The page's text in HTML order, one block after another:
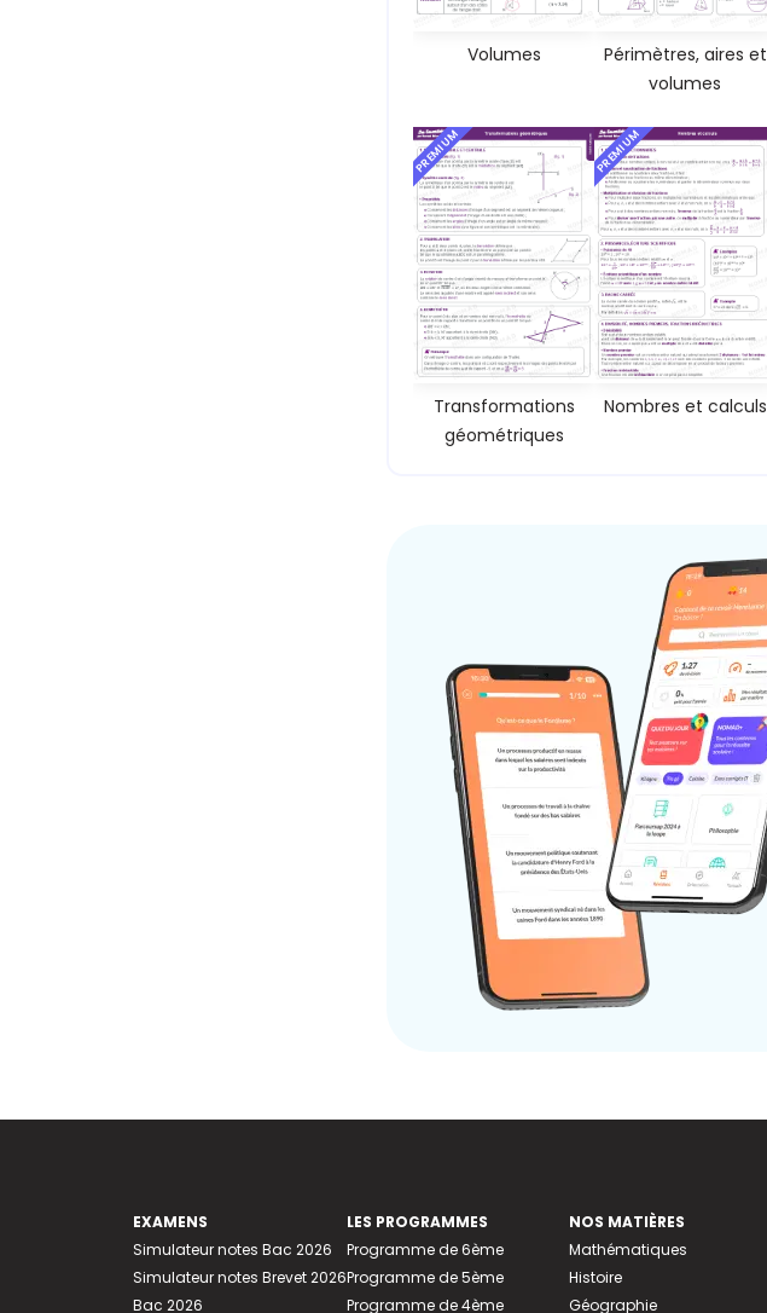
Volumes
Périmètres, aires et
volumes
PREMIUM
Transformations
géométriques
PREMIUM
Nombres et calculs
EXAMENS
Simulateur notes Bac 2026
Simulateur notes Brevet 2026
Bac 2026
LES PROGRAMMES
Programme de 6ème
Programme de 5ème
Programme de 4ème
NOS MATIÈRES
Mathématiques
Histoire
Géographie